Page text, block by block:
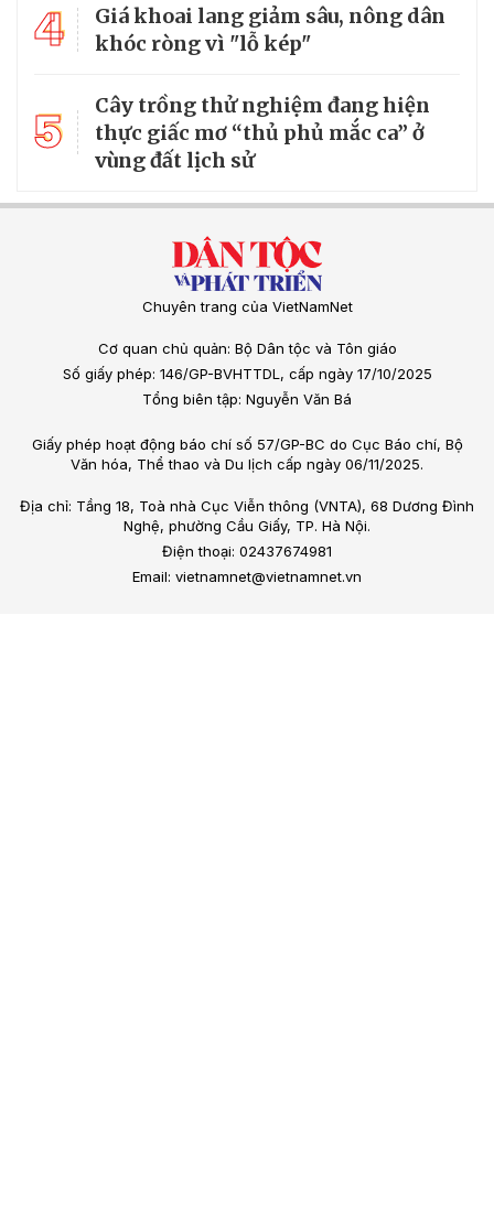
4
Giá khoai lang giảm sâu, nông dân
khóc ròng vì "lỗ kép"
5
Cây trồng thử nghiệm đang hiện
thực giấc mơ “thủ phủ mắc ca” ở
vùng đất lịch sử
Chuyên trang của VietNamNet
Cơ quan chủ quản: Bộ Dân tộc và Tôn giáo
Số giấy phép: 146/GP-BVHTTDL, cấp ngày 17/10/2025
Tổng biên tập: Nguyễn Văn Bá
Giấy phép hoạt động báo chí số 57/GP-BC do Cục Báo chí, Bộ
Văn hóa, Thể thao và Du lịch cấp ngày 06/11/2025.
Địa chỉ: Tầng 18, Toà nhà Cục Viễn thông (VNTA), 68 Dương Đình
Nghệ, phường Cầu Giấy, TP. Hà Nội.
Điện thoại: 02437674981
Email: vietnamnet@vietnamnet.vn